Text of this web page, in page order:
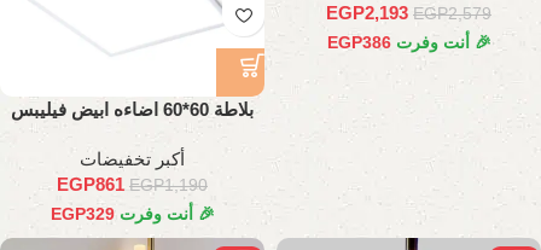
EGP2,579
EGP2,193
🎉 أنت وفرت EGP386
بلاطة 60*60 اضاءه ابيض فيليبس
أكبر تخفيضات
EGP1,190
EGP861
🎉 أنت وفرت EGP329